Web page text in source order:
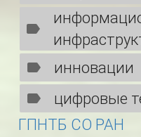
инновации
цифровые
ГПНТБ СО РАН